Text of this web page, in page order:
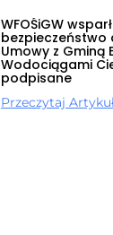
WFOŚiGW
Umowy z Gminą
Wodociągami
podpisane
Przeczytaj